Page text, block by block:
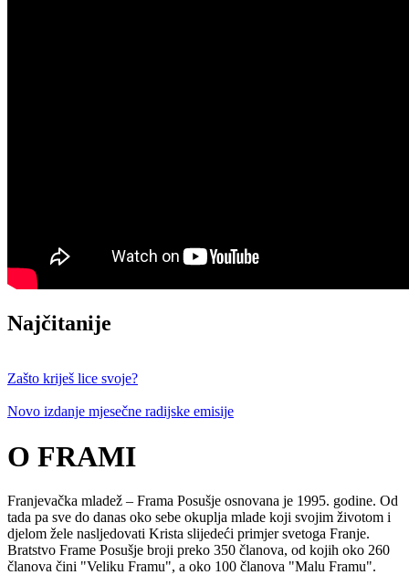
Najčitanije
Zašto kriješ lice svoje?
Novo izdanje mjesečne radijske emisije
O FRAMI
Franjevačka mladež – Frama Posušje osnovana je 1995. godine. Od
tada pa sve do danas oko sebe okuplja mlade koji svojim životom i
djelom žele nasljedovati Krista slijedeći primjer svetoga Franje.
Bratstvo Frame Posušje broji preko 350 članova, od kojih oko 260
članova čini "Veliku Framu", a oko 100 članova "Malu Framu".